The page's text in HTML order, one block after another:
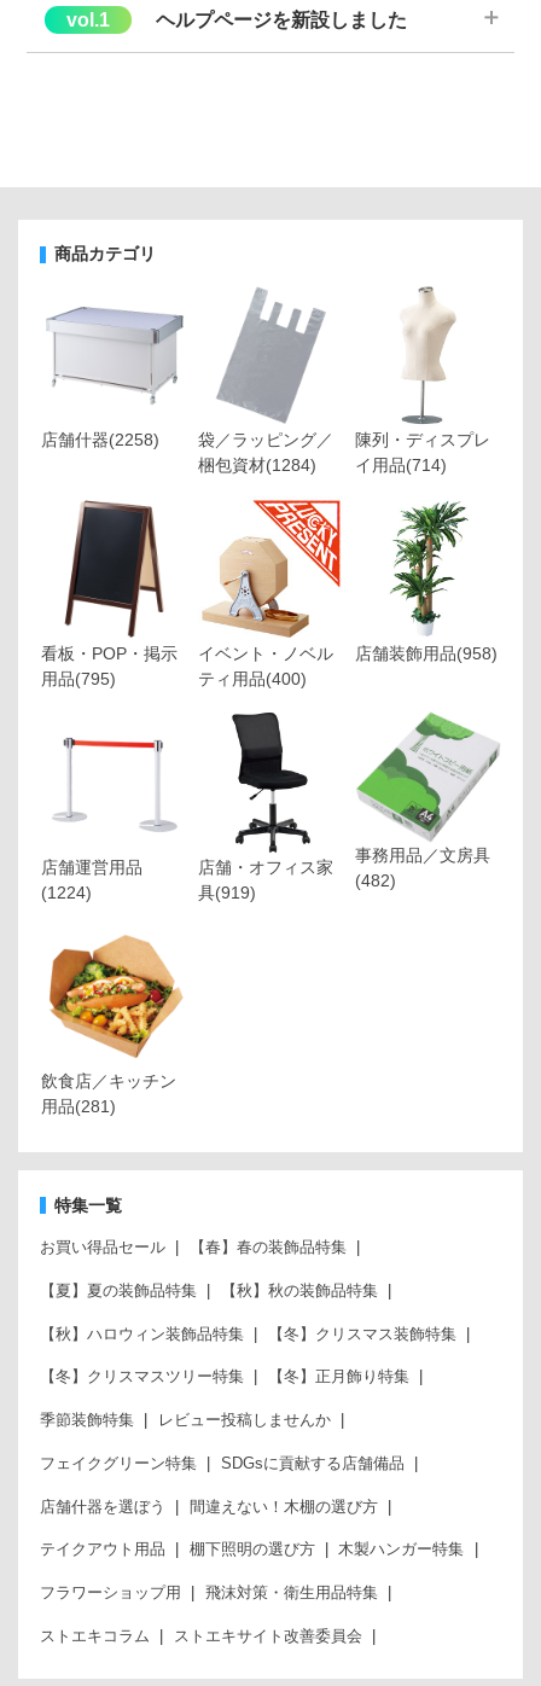
なりました。
※画像はPC画面
＞＞コラムページへ
「購入履歴」画面の注文番号/商品名のところに『詳細を見る・
再注文する』ボタンを設けました。
物がしやすくなりました。
※スマートフォン版は各商品の商品名横の「カートへ」ボタン
を押すと買い物かごへ投入できます。
（※画像はPC版画面です）
ヘルプページを新設しました
商品カテゴリ
店舗什器(2258)
袋／ラッピング／
梱包資材(1284)
陳列・ディスプレ
イ用品(714)
看板・POP・掲示
用品(795)
イベント・ノベル
ティ用品(400)
店舗装飾用品(958)
店舗運営用品
(1224)
店舗・オフィス家
具(919)
事務用品／文房具
(482)
飲食店／キッチン
用品(281)
特集一覧
お買い得品セール 【春】春の装飾品特集
【夏】夏の装飾品特集 【秋】秋の装飾品特集
【秋】ハロウィン装飾品特集 【冬】クリスマス装飾特集
【冬】クリスマスツリー特集 【冬】正月飾り特集
季節装飾特集 レビュー投稿しませんか
フェイクグリーン特集 SDGsに貢献する店舗備品
店舗什器を選ぼう 間違えない！木棚の選び方
テイクアウト用品 棚下照明の選び方 木製ハンガー特集
フラワーショップ用 飛沫対策・衛生用品特集
ストエキコラム ストエキサイト改善委員会